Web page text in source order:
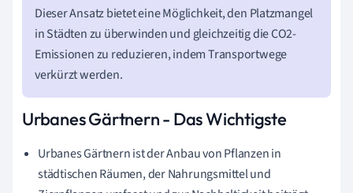
Dieser Ansatz bietet eine Möglichkeit, den Platzmangel
in Städten zu überwinden und gleichzeitig die CO2-
Emissionen zu reduzieren, indem Transportwege
verkürzt werden.
Urbanes Gärtnern - Das Wichtigste
Urbanes Gärtnern ist der Anbau von Pflanzen in
städtischen Räumen, der Nahrungsmittel und